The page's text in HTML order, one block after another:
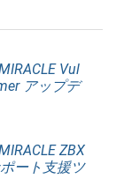
Vul
アップデ
ZBX
ート支援ツ